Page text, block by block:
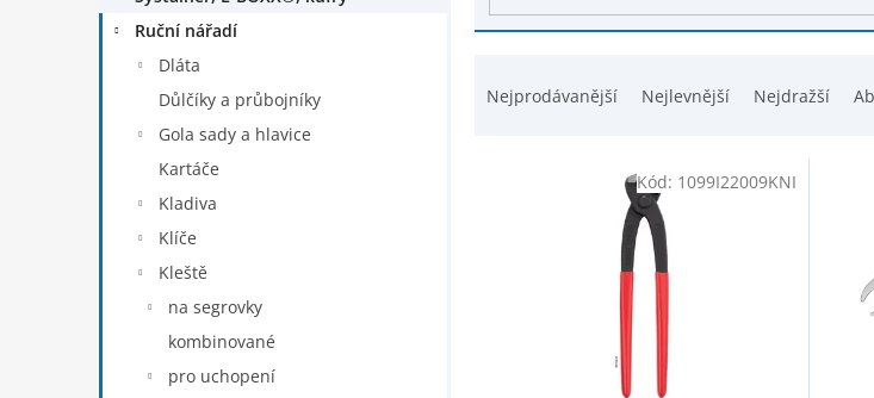
n
Ruční nářadí
Dláta
Důlčíky a průbojníky
Gola sady a hlavice
Kartáče
Kladiva
Klíče
Kleště
na segrovky
kombinované
pro uchopení
Nejprodávanější Nejlevnější Nejdražší
u
Kód: 1099I22009KNI